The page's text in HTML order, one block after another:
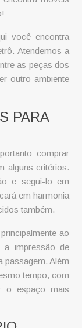
você encontra
Atendemos a
as peças dos
outro ambiente
PARA
comprar
alguns critérios.
e segui-lo em
em harmonia
também.
ao
impressão de
passagem. Além
tempo, com
o espaço mais